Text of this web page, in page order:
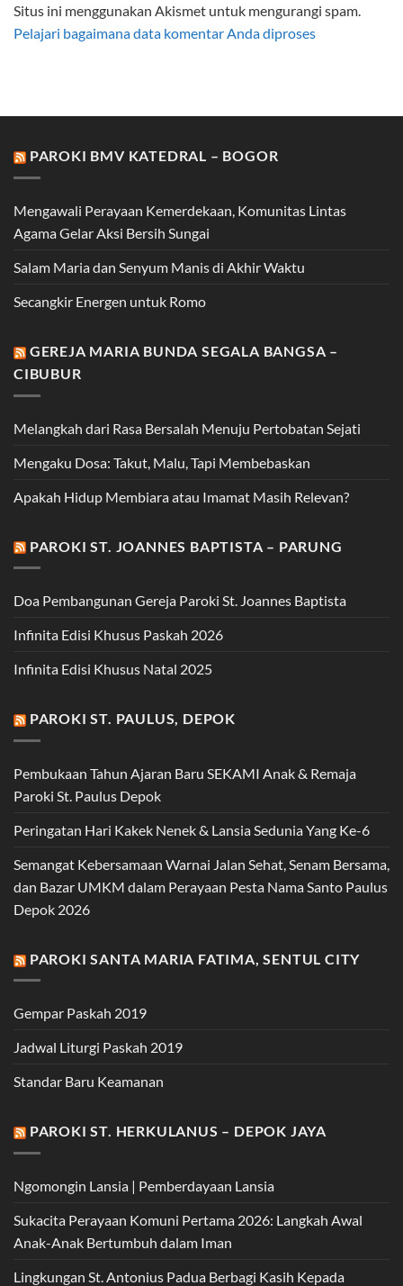
Situs ini menggunakan Akismet untuk mengurangi spam.
Pelajari bagaimana data komentar Anda diproses
PAROKI BMV KATEDRAL – BOGOR
Mengawali Perayaan Kemerdekaan, Komunitas Lintas
Agama Gelar Aksi Bersih Sungai
Salam Maria dan Senyum Manis di Akhir Waktu
Secangkir Energen untuk Romo
GEREJA MARIA BUNDA SEGALA BANGSA –
CIBUBUR
Melangkah dari Rasa Bersalah Menuju Pertobatan Sejati
Mengaku Dosa: Takut, Malu, Tapi Membebaskan
Apakah Hidup Membiara atau Imamat Masih Relevan?
PAROKI ST. JOANNES BAPTISTA – PARUNG
Doa Pembangunan Gereja Paroki St. Joannes Baptista
Infinita Edisi Khusus Paskah 2026
Infinita Edisi Khusus Natal 2025
PAROKI ST. PAULUS, DEPOK
Pembukaan Tahun Ajaran Baru SEKAMI Anak & Remaja
Paroki St. Paulus Depok
Peringatan Hari Kakek Nenek & Lansia Sedunia Yang Ke-6
Semangat Kebersamaan Warnai Jalan Sehat, Senam Bersama,
dan Bazar UMKM dalam Perayaan Pesta Nama Santo Paulus
Depok 2026
PAROKI SANTA MARIA FATIMA, SENTUL CITY
Gempar Paskah 2019
Jadwal Liturgi Paskah 2019
Standar Baru Keamanan
PAROKI ST. HERKULANUS – DEPOK JAYA
Ngomongin Lansia | Pemberdayaan Lansia
Sukacita Perayaan Komuni Pertama 2026: Langkah Awal
Anak-Anak Bertumbuh dalam Iman
Lingkungan St. Antonius Padua Berbagi Kasih Kepada